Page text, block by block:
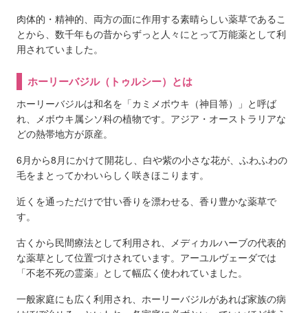
肉体的・精神的、両方の面に作用する素晴らしい薬草であるこ
とから、数千年もの昔からずっと人々にとって万能薬として利
用されていました。
ホーリーバジル（トゥルシー）とは
ホーリーバジルは和名を「カミメボウキ（神目箒）」と呼ば
れ、メボウキ属シソ科の植物です。アジア・オーストラリアな
どの熱帯地方が原産。
6月から8月にかけて開花し、白や紫の小さな花が、ふわふわの
毛をまとってかわいらしく咲きほこります。
近くを通っただけで甘い香りを漂わせる、香り豊かな薬草で
す。
古くから民間療法として利用され、メディカルハーブの代表的
な薬草として位置づけされています。アーユルヴェーダでは
「不老不死の霊薬」として幅広く使われていました。
一般家庭にも広く利用され、ホーリーバジルがあれば家族の病